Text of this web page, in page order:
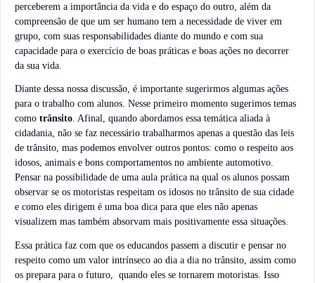
perceberem a importância da vida e do espaço do outro, além da
compreensão de que um ser humano tem a necessidade de viver em
grupo, com suas responsabilidades diante do mundo e com sua
capacidade para o exercício de boas práticas e boas ações no decorrer
da sua vida.
Diante dessa nossa discussão, é importante sugerirmos algumas ações
para o trabalho com alunos. Nesse primeiro momento sugerimos temas
como trânsito. Afinal, quando abordamos essa temática aliada à
cidadania, não se faz necessário trabalharmos apenas a questão das leis
de trânsito, mas podemos envolver outros pontos: como o respeito aos
idosos, animais e bons comportamentos no ambiente automotivo.
Pensar na possibilidade de uma aula prática na qual os alunos possam
observar se os motoristas respeitam os idosos no trânsito de sua cidade
e como eles dirigem é uma boa dica para que eles não apenas
visualizem mas também absorvam mais positivamente essa situações.
Essa prática faz com que os educandos passem a discutir e pensar no
respeito como um valor intrínseco ao dia a dia no trânsito, assim como
os prepara para o futuro, quando eles se tornarem motoristas. Isso